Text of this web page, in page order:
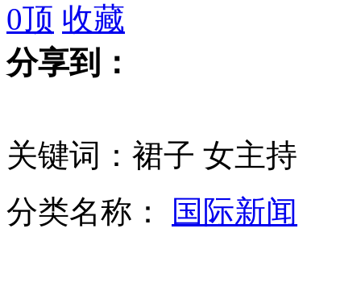
网友疯狂转发搞笑宝宝视频
7只大熊猫宝宝集体亮相成都
0顶 收藏
分享到：
关键词：裙子 女主持
分类名称：
国际新闻